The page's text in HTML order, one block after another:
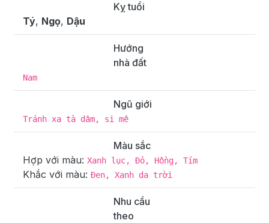
Kỵ tuổi
Tý, Ngọ, Dậu
Hướng
nhà đất
Nam
Ngũ giới
Tránh xa tà dâm, si mê
Màu sắc
Hợp với màu: Xanh lục, Đỏ, Hồng, Tím
Khắc với màu: Đen, Xanh da trời
Nhu cầu
theo